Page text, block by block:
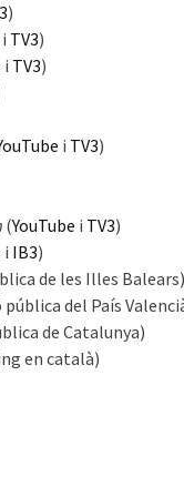
)
i TV3)
i TV3)
i TV3)
(YouTube i TV3)
i IB3)
de les Illes Balears)
del País
de Catalunya)
en català)